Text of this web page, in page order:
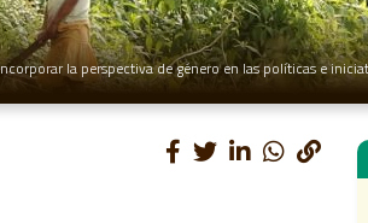
la perspectiva de género en las políticas e